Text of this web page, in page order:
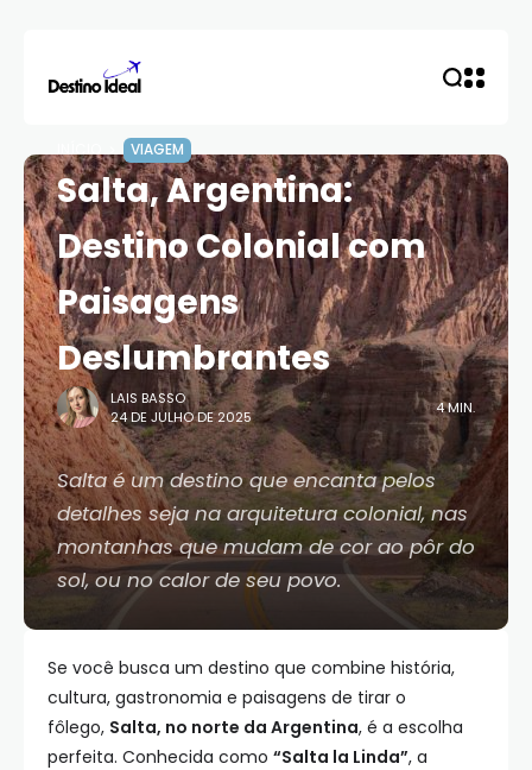
VIAGEM
Salta, Argentina:
Destino Colonial com
Paisagens
Deslumbrantes
LAIS BASSO
24 DE JULHO DE 2025
4 MIN.
Salta é um destino que encanta pelos
detalhes seja na arquitetura colonial, nas
montanhas que mudam de cor ao pôr do
sol, ou no calor de seu povo.
Se você busca um destino que combine história,
cultura, gastronomia e paisagens de tirar o
fôlego, Salta, no norte da Argentina, é a escolha
perfeita. Conhecida como “Salta la Linda”, a